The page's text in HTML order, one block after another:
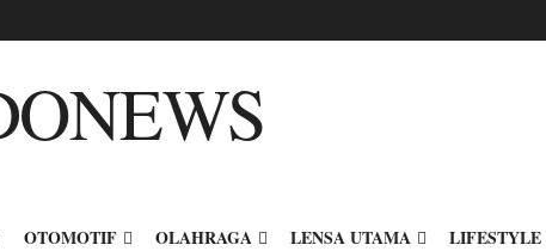
OTOMOTIF OLAHRAGA LENSA UTAMA LIFESTYLE